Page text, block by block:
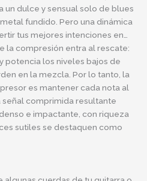
un dulce y sensual solo de blues
fundido. Pero una dinámica
tus mejores intenciones en…
la compresión entra al rescate:
potencia los niveles bajos de
en la mezcla. Por lo tanto, la
es mantener cada nota al
comprimida resultante
e impactante, con riqueza
sutiles se destaquen como